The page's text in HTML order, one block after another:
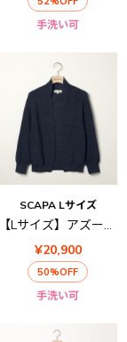
手洗い可
SCAPA Lサイズ
【Lサイズ】アズールハオリニット
¥20,900
50%OFF
手洗い可